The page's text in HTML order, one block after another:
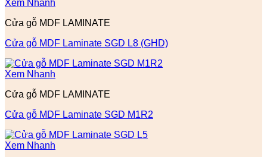
Xem Nhanh
Cửa gỗ MDF LAMINATE
Cửa gỗ MDF Laminate SGD L8 (GHD)
Xem Nhanh
Cửa gỗ MDF LAMINATE
Cửa gỗ MDF Laminate SGD M1R2
Xem Nhanh